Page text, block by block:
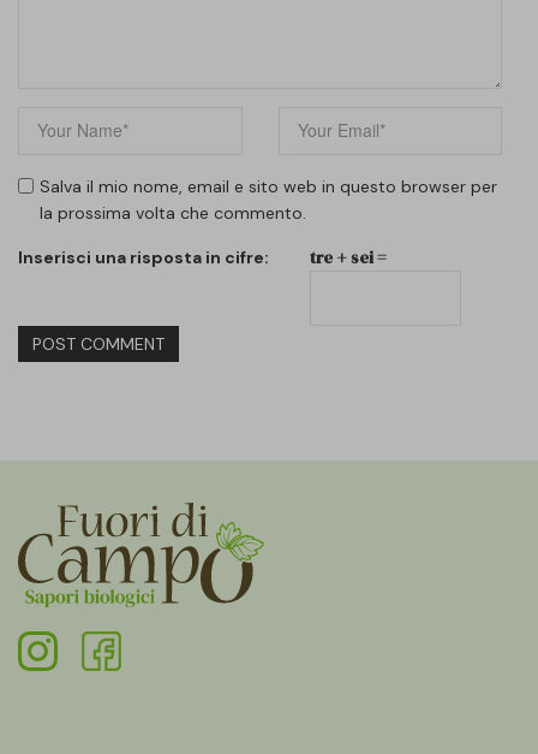
Salva il mio nome, email e sito web in questo browser per
la prossima volta che commento.
Inserisci una risposta in cifre: tre + sei =